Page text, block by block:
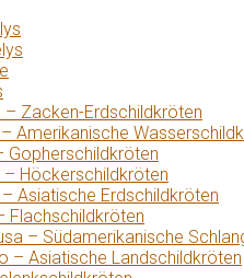
Zacken-Erdschildkröten
Amerikanische
Gopherschildkröten
Höckerschildkröten
Asiatische Erdschildkröten
Flachschildkröten
– Südamerikanische
– Asiatische Landschildkröten